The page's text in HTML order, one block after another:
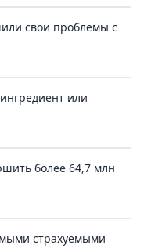
свои проблемы с
или
более 64,7 млн
страхуемыми